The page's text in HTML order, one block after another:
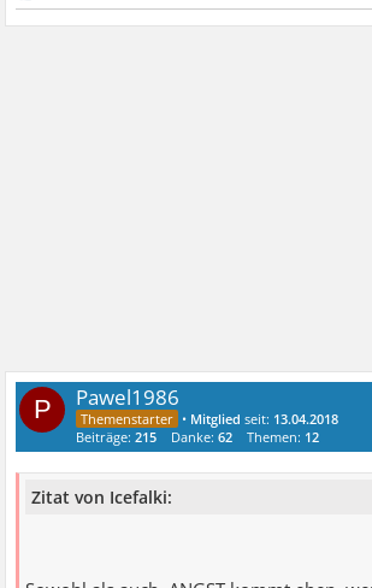
P Pawel1986
• Mitglied seit: 13.04.2018
Beiträge:215 Danke:62 Themen: 12
Zitat von Icefalki: